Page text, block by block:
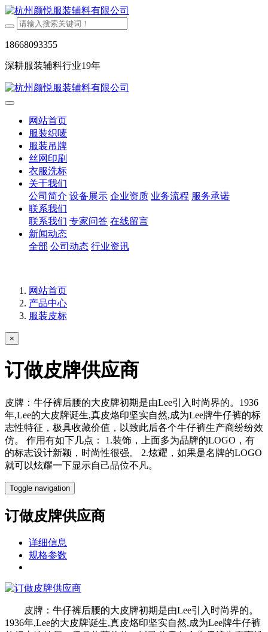
18668093355
深耕服装辅料行业19年
网站首页
服装织唛
服装吊牌
丝网印刷
衣服洗标
关于我们
公司简介 设备展示 企业资质 业务流程 服务承诺
联系我们
联系我们 专家问答 在线留言
新闻动态
全部 公司动态 行业资讯
网站首页
产品中心
服装皮标
×
订做皮牌供应商
皮牌：牛仔裤后腰的大皮牌初期是由Lee引入时尚界的。1936
年,Lee的大皮牌诞生,真皮烙印坚实自然,成为Lee牌牛仔裤的标
志性特征，极具收藏价值，以致此后各个牛仔裤生产商纷纷效
仿。 作用有如下几点： 1.装饰，上面多为品牌的LOGO，有
的标志设计新颖，时尚性很强。 2.炫耀，如果是名牌的LOGO
就可以炫耀一下显示自己品位不凡。
Toggle navigation
订做皮牌供应商
详细信息
规格参数
皮牌：牛仔裤后腰的大皮牌初期是由Lee引入时尚界的。
1936年,Lee的大皮牌诞生,真皮烙印坚实自然,成为Lee牌牛仔裤